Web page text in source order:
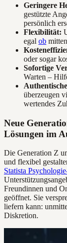
Geringere
gestützte
persönlich
Flexibilität:
egal ob
oder sogar
Sofortige
Warten –
überzeugen
wertendes
Neue
Lösungen im
Die Generation Z
und flexibel
Statista
Freundinnen und
geöffnet. Sie
liefern kann:
Diskretion.